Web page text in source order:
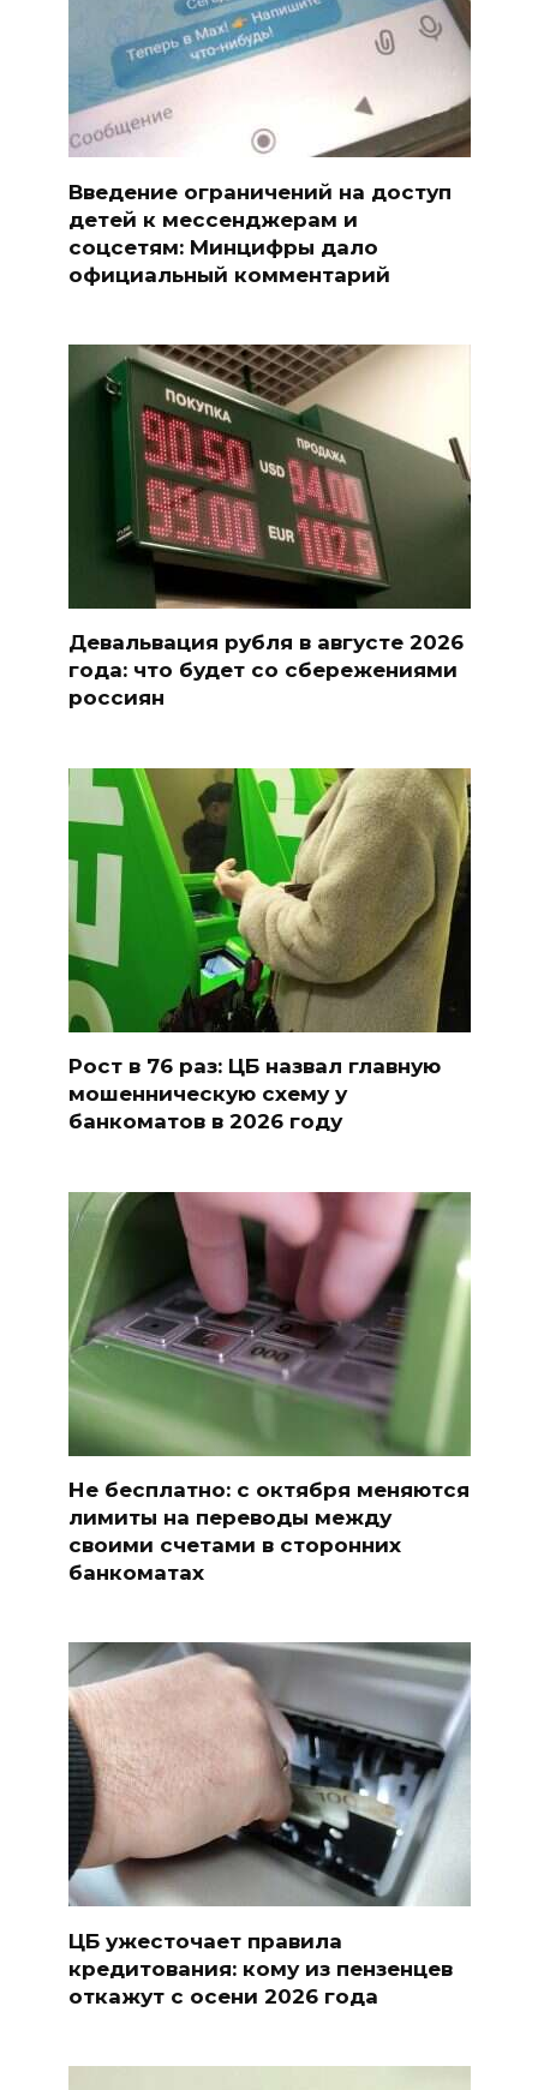
Введение ограничений на доступ
детей к мессенджерам и
соцсетям: Минцифры дало
официальный комментарий
Девальвация рубля в августе 2026
года: что будет со сбережениями
россиян
Рост в 76 раз: ЦБ назвал главную
мошенническую схему у
банкоматов в 2026 году
Не бесплатно: с октября меняются
лимиты на переводы между
своими счетами в сторонних
банкоматах
ЦБ ужесточает правила
кредитования: кому из пензенцев
откажут с осени 2026 года